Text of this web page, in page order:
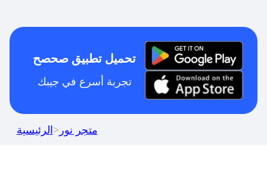
تحميل تطبيق صحصح
تجربة أسرع في جيبك
الرئيسية> متجر نور